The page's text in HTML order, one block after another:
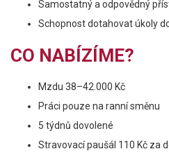
Samostatný a odpovědný
Schopnost dotahovat úkoly
CO NABÍZÍME?
Mzdu 38–42.000 Kč
Práci pouze na ranní směnu
5 týdnů dovolené
Stravovací paušál 110 Kč za